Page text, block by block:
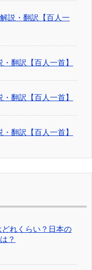
説・翻訳【百人一
翻訳【百人一首】
翻訳【百人一首】
翻訳【百人一首】
れくらい？日本の
？